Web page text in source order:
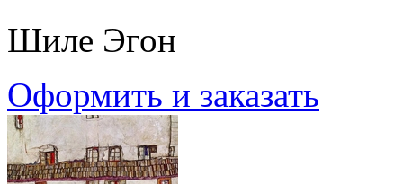
Шиле Эгон
Оформить и заказать